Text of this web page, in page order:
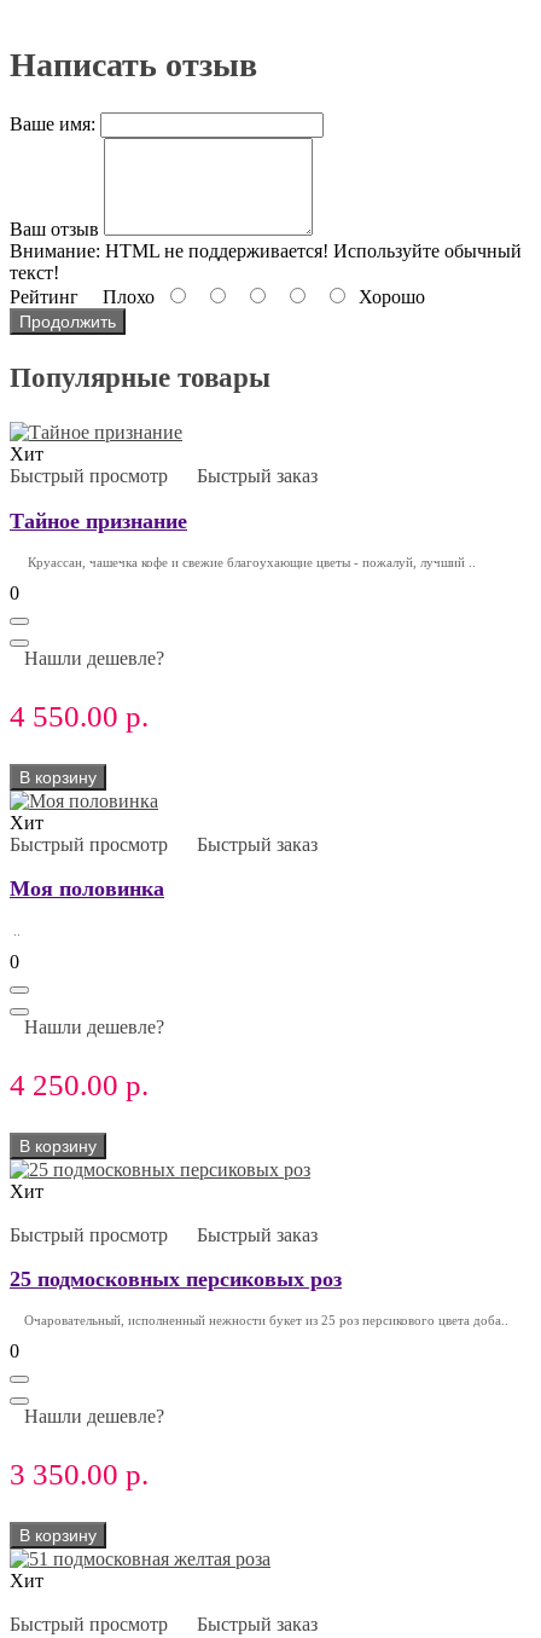
Написать отзыв
Ваше имя:
Ваш отзыв
Внимание: HTML не поддерживается! Используйте обычный
текст!
Рейтинг Плохо Хорошо
Продолжить
Популярные товары
Хит
Быстрый просмотр
Быстрый заказ
Тайное признание
Круассан, чашечка кофе и свежие благоухающие цветы - пожалуй, лучший ..
0
Нашли дешевле?
4 550.00 р.
В корзину
Хит
Быстрый просмотр
Быстрый заказ
Моя половинка
0
Нашли дешевле?
4 250.00 р.
В корзину
Хит
Быстрый просмотр Быстрый заказ
25 подмосковных персиковых роз
Очаровательный, исполненный нежности букет из 25 роз персикового цвета доба..
0
Нашли дешевле?
3 350.00 р.
В корзину
Хит
Быстрый просмотр Быстрый заказ